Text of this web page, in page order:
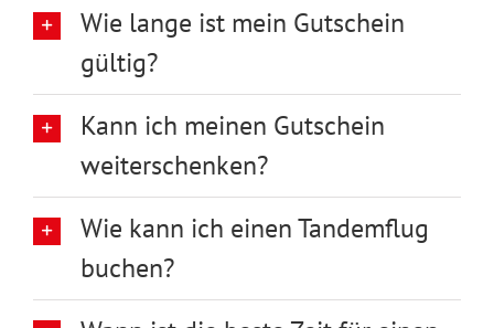
Wie lange ist mein Gutschein
gültig?
Kann ich meinen Gutschein
weiterschenken?
Wie kann ich einen Tandemflug
buchen?